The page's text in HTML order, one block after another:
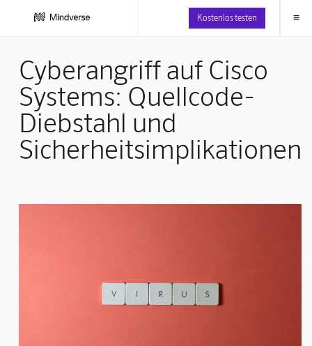
Kostenlos testen ≡
Cyberangriff auf Cisco
Systems: Quellcode-
Diebstahl und
Sicherheitsimplikationen